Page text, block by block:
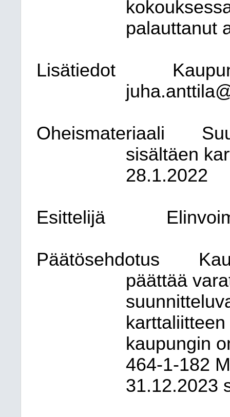
palauttanut
Lisätiedot
Oheismateriaali
sisältäen
28.1.2022
Esittelijä
Päätösehdotus
päättää
kaupungin
464-1-182
31.12.2023